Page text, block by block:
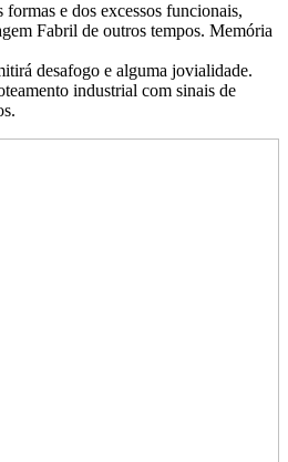
e dos excessos funcionais,
Fabril de outros tempos. Memória
desafogo e alguma jovialidade.
industrial com sinais de